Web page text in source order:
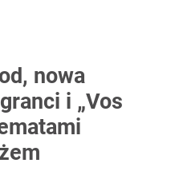
nowa
i „Vos